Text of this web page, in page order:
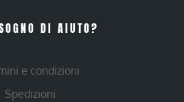
DI AIUTO?
e condizioni
Spedizioni